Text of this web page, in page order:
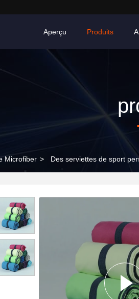
Aperçu Produits
Microfiber > Des serviettes de sport